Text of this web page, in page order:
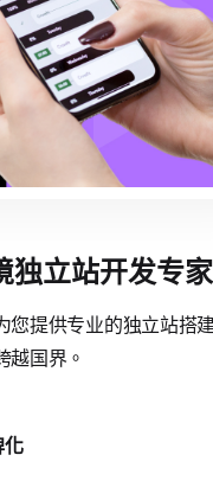
立站开发专家
您提供专业的独立站
越国界。